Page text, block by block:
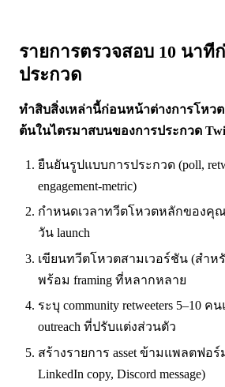
รายการตรวจสอบ 10 นาที
ประกวด
ทำสิบสิ่งเหล่านี้ก่อนหน้าต่างการโหว
ต้นในไตรมาสบนของการประกวด
ยืนยันรูปแบบการประกวด (poll,
engagement-metric)
กำหนดเวลาทวีตโหวตหลักของคุ
วัน launch
เขียนทวีตโหวตสามเวอร์ชัน (สำห
พร้อม framing ที่หลากหลาย
ระบุ community retweeters 5–10
outreach ที่ปรับแต่งส่วนตัว
สร้างรายการ asset ข้ามแพลตฟอร์ม
LinkedIn copy, Discord message)